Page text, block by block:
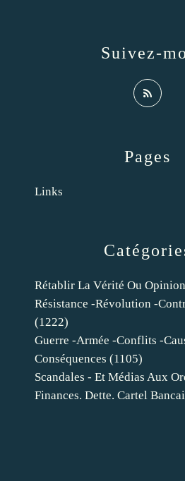
Rétablir La Vérité Ou Opinion
Résistance -révolution -
(1222)
Guerre -armée -conflits -
Conséquences (1105)
Scandales - Et Médias Aux
Finances. Dette. Cartel
Pages
Links
Suivez-